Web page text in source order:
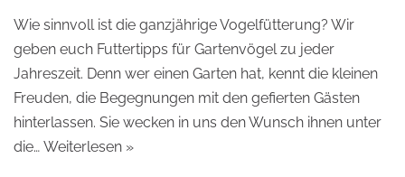
Wie sinnvoll ist die ganzjährige Vogelfütterung? Wir
geben euch Futtertipps für Gartenvögel zu jeder
Jahreszeit. Denn wer einen Garten hat, kennt die kleinen
Freuden, die Begegnungen mit den gefierten Gästen
hinterlassen. Sie wecken in uns den Wunsch ihnen unter
die… Weiterlesen »